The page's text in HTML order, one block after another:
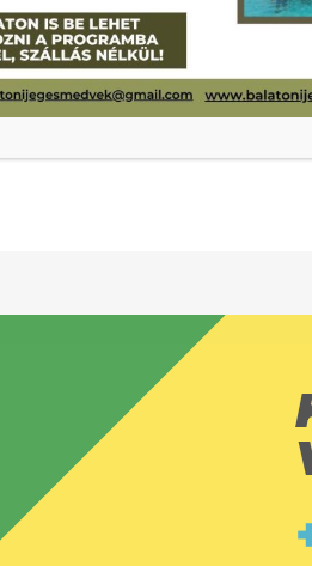
le az ülőmunka okozta